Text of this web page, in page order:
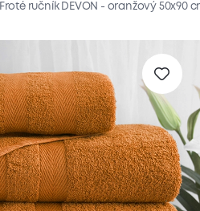
Popis produktu Materiál
Froté ručník DEVON - oranžový 50x90